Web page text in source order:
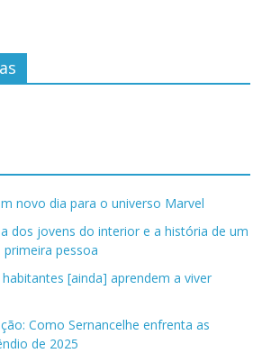
novo dia para o universo Marvel
dos jovens do interior e a história de um
pessoa
[ainda] aprendem a viver
Como Sernancelhe enfrenta as
de 2025